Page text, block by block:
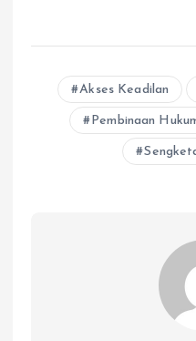
Akses Keadilan
Pembinaan